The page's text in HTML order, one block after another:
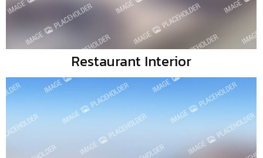
Restaurant Interior